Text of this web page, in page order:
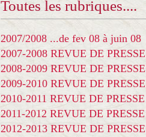
Toutes les rubriques....
2007/2008 ...de fev 08 à juin 08
2007-2008 REVUE DE PRESSE
2008-2009 REVUE DE PRESSE
2009-2010 REVUE DE PRESSE
2010-2011 REVUE DE PRESSE
2011-2012 REVUE DE PRESSE
2012-2013 REVUE DE PRESSE